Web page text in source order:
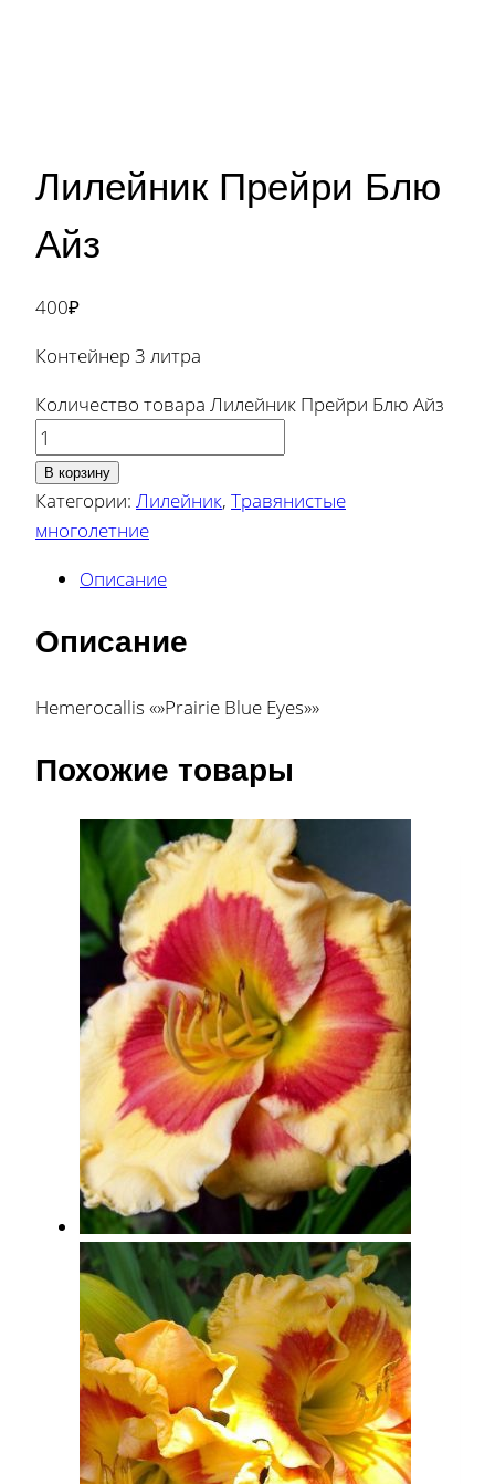
Лилейник Прейри Блю
Айз
400₽
Контейнер 3 литра
Количество товара Лилейник Прейри Блю Айз
В корзину
Категории: Лилейник, Травянистые
многолетние
Описание
Описание
Hemerocallis «»Prairie Blue Eyes»»
Похожие товары